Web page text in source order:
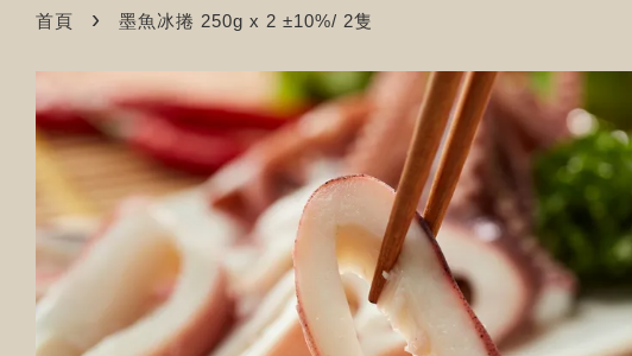
首頁 › 墨魚冰捲 250g x 2 ±10%/ 2隻